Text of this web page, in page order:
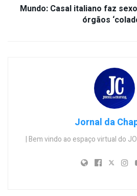
Mundo: Casal italiano faz
órgãos
Jornal da
| Bem vindo ao espaço virtual do